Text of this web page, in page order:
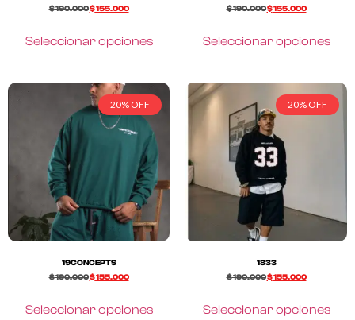
$190.000$155.000
Seleccionar opciones
$190.000$155.000
Seleccionar opciones
20% OFF
19CONCEPTS
$190.000$155.000
Seleccionar opciones
20% OFF
1833
$190.000$155.000
Seleccionar opciones